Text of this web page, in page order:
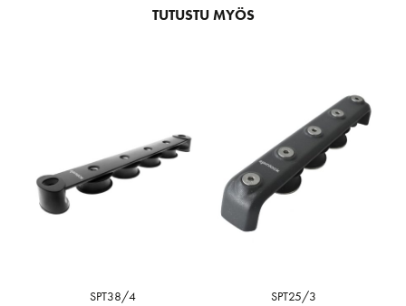
TUTUSTU MYÖS
SPT38/4 SPT25/3